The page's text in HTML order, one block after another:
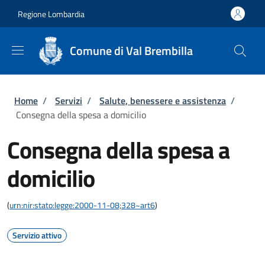
Regione Lombardia
Comune di Val Brembilla
Briciole di pane
Home / Servizi / Salute, benessere e assistenza /
Consegna della spesa a domicilio
Consegna della spesa a
domicilio
(urn:nir:stato:legge:2000-11-08;328~art6)
Servizio attivo